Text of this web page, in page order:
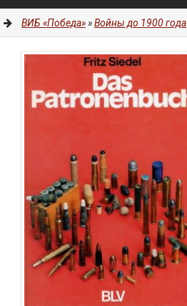
ВИБ «Победа»»Войны до 1900 года